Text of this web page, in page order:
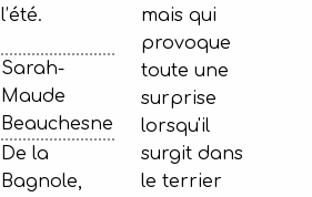
l’été.
Sarah-
Maude
Beauchesne
De la
Bagnole,
mais qui
provoque
toute une
surprise
lorsqu'il
surgit dans
le terrier